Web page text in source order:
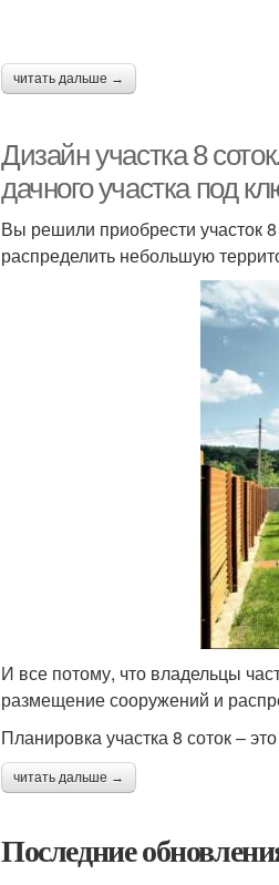
читать дальше →
Дизайн участка 8
дачного участка под
Вы решили приобрести участок 8
распределить небольшую
И все потому, что владельцы
размещение сооружений и
Планировка участка 8 соток –
читать дальше →
Последние